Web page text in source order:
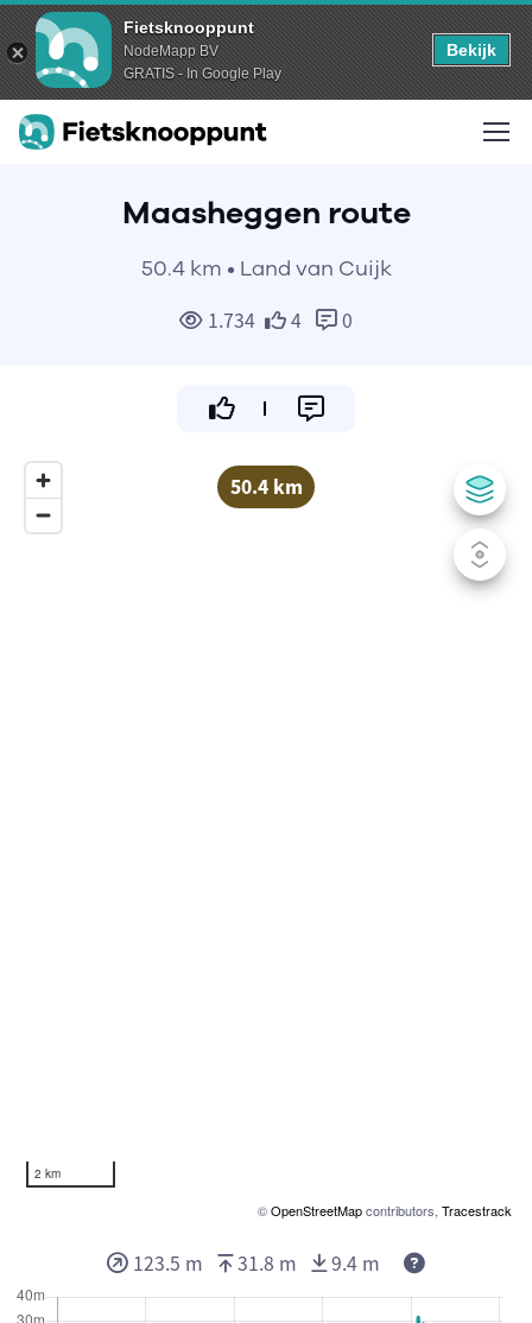
Fietsknooppunt
NodeMapp BV
GRATIS - In Google Play
Bekijk
Maasheggen route
50.4 km • Land van Cuijk
1.734 4 0
50.4 km
2 km
©OpenStreetMapcontributors, Tracestrack
123.5 m 31.8 m 9.4 m Deze